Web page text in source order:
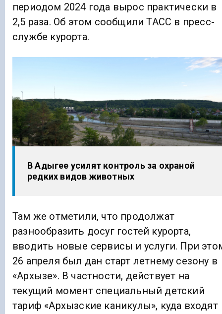
периодом 2024 года вырос практически в
2,5 раза. Об этом сообщили ТАСС в пресс-
службе курорта.
В Адыгее усилят контроль за охраной
редких видов животных
Там же отметили, что продолжат
разнообразить досуг гостей курорта,
вводить новые сервисы и услуги. При
26 апреля был дан старт летнему сезону в
«Архызе». В частности, действует на
текущий момент специальный детский
тариф «Архызские каникулы», куда входят